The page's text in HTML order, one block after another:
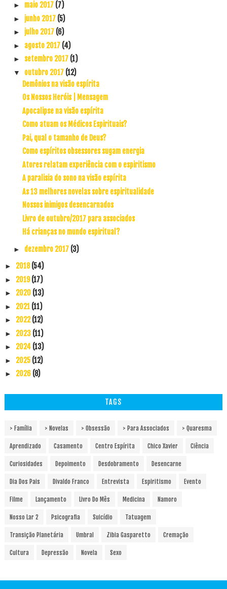
► maio 2017 (7)
► junho 2017 (5)
► julho 2017 (6)
► agosto 2017 (4)
► setembro 2017 (1)
▼ outubro 2017 (12)
Demônios na visão espírita
Os Nossos Heróis | Mensagem
Apocalipse na visão espírita
Como atuam os Médicos Espirituais?
Pai, qual o tamanho de Deus?
Como espíritos obsessores sugam energia
Atores relatam experiência com o espiritismo
A paralisia do sono na visão espírita
As 13 melhores novelas sobre espiritualidade
Nossos inimigos desencarnados
Livro de outubro/2017 para associados
Há crianças no mundo espiritual?
► dezembro 2017 (3)
► 2018(54)
► 2019(17)
► 2020 (13)
► 2021 (11)
► 2022(12)
► 2023 (11)
► 2024 (13)
► 2025 (12)
► 2026 (8)
TAGS
> Família > Novelas > Obsessão > Para Associados > Quaresma
Aprendizado Casamento Centro Espírita Chico Xavier Ciência
Curiosidades Depoimento Desdobramento Desencarne
Dia Dos Pais Divaldo Franco Entrevista Espiritismo Evento
Filme Lançamento Livro Do Mês Medicina Namoro
Nosso Lar 2 Psicografia Suicídio Tatuagem
Transição Planetária Umbral Zibia Gasparetto Cremação
Cultura Depressão Novela Sexo